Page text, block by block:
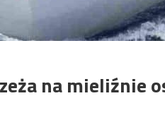
na mieliźnie